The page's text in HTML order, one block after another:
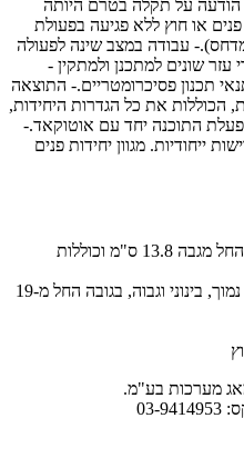
על תקלה בטרם היותה
או חוץ ללא פגיעה בפעולת
עבודה במצב שינה לפעולה
עזר שונים למתכנן ולמתקין -
תכנון פסיכרומטריים.- התוצאה
הכוללות את כל הגדרות היחידות,
התוכנה יחד עם אוטוקאד.-
ייחודיות. מגוון יחידות פנים
יחידות קאסט חד, דו וארבע כיווניות, החל מגבה 13.8 ס"מ וכוללות
יחידות נסתרות ומיני מרכזיות ללחצים נמוך, בינוני וגבוה, בגובה החל מ-19
מערכות בע"מ.